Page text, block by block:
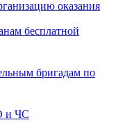
оказания
бесплатной
бригадам по
и ЧС